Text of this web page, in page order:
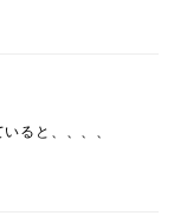
ると、、、、